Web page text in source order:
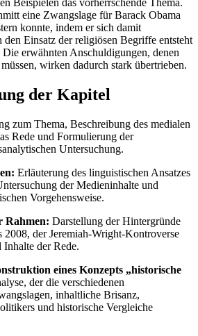
Beispielen das vorherrschende Thema.
eine Zwangslage für Barack Obama
konnte, indem er sich damit
den Einsatz der religiösen Begriffe entsteht
Die erwähnten Anschuldigungen, denen
wirken dadurch stark übertrieben.
der Kapitel
zum Thema, Beschreibung des medialen
Rede und Formulierung der
Untersuchung.
Erläuterung des linguistischen Ansatzes
der Medieninhalte und
Vorgehensweise.
Rahmen: Darstellung der Hintergründe
2008, der Jeremiah-Wright-Kontroverse
der Rede.
eines Konzepts „historische
der die verschiedenen
inhaltliche Brisanz,
und historische Vergleiche